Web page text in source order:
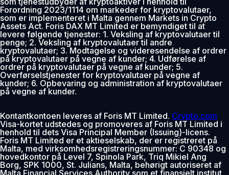
Forordning 2023/1114 om markeder for kryptovalutaer,
som er implementeret i Malta gennem Markets in Crypto
Assets Act. Foris DAX MT Limited er bemyndiget til at
levere følgende tjenester: 1. Veksling af kryptovalutaer til
penge; 2. Veksling af kryptovalutaer til andre
kryptovalutaer; 3. Modtagelse og videresendelse af ordrer
på kryptovalutaer på vegne af kunder; 4. Udførelse af
ordrer på kryptovalutaer på vegne af kunder; 5.
Overførselstjenester for kryptovalutaer på vegne af
kunder; 6. Opbevaring og administration af kryptovalutaer
på vegne af kunder.
Kontantkontoen leveres af Foris MT Limited. Crypto.com
Visa-kortet udstedes og promoveres af Foris MT Limited i
henhold til dets Visa Principal Member (Issuing)-licens.
Foris MT Limited er et aktieselskab, der er registreret på
Malta, med virksomhedsregistreringsnummer: C 90348 og
hovedkontor på Level 7, Spinola Park, Triq Mikiel Ang
Borg, SPK 1000, St. Julians, Malta, behørigt autoriseret af
Malta Financial Services Authority som et finansielt institut